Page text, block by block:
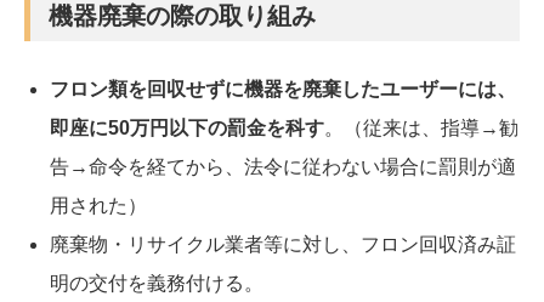
機器廃棄の際の取り組み
フロン類を回収せずに機器を廃棄したユーザーには、
即座に50万円以下の罰金を科す。（従来は、指導→勧
告→命令を経てから、法令に従わない場合に罰則が適
用された）
廃棄物・リサイクル業者等に対し、フロン回収済み証
明の交付を義務付ける。